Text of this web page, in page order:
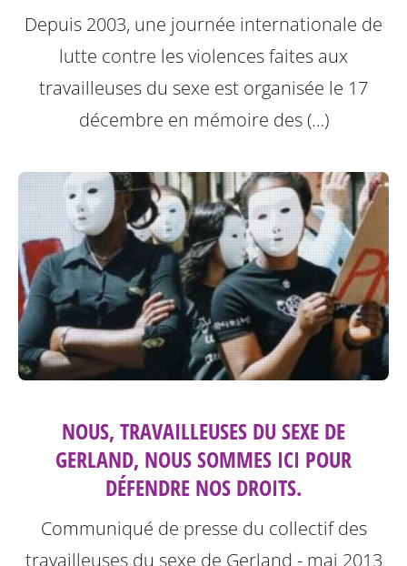
Depuis 2003, une journée internationale de
lutte contre les violences faites aux
travailleuses du sexe est organisée le 17
décembre en mémoire des (…)
NOUS, TRAVAILLEUSES DU SEXE DE
GERLAND, NOUS SOMMES ICI POUR
DÉFENDRE NOS DROITS.
Communiqué de presse du collectif des
travailleuses du sexe de Gerland - mai 2013